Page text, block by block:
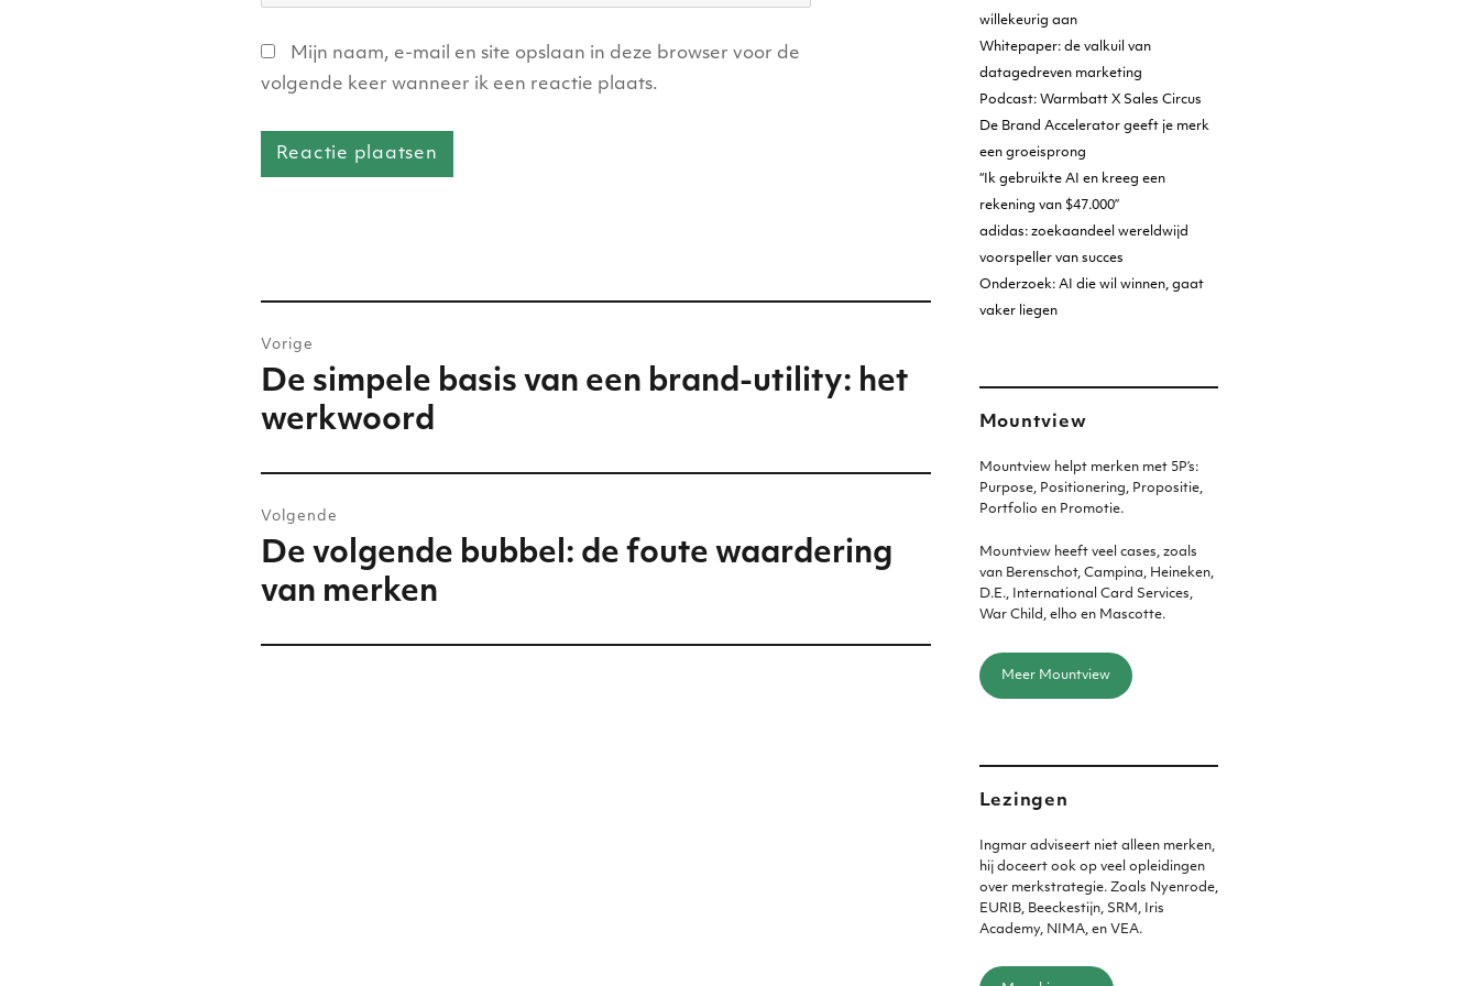
Mijn naam, e-mail en site opslaan in deze browser voor de
volgende keer wanneer ik een reactie plaats.
navigatie
Vorige
Vorig
bericht:
De simpele basis van een brand-utility: het
werkwoord
Volgende
Volgend
bericht:
De volgende bubbel: de foute waardering
van merken
willekeurig aan
Whitepaper: de valkuil van
datagedreven marketing
Podcast: Warmbatt X Sales Circus
De Brand Accelerator geeft je merk
een groeisprong
“Ik gebruikte AI en kreeg een
rekening van $47.000”
adidas: zoekaandeel wereldwijd
voorspeller van succes
Onderzoek: AI die wil winnen, gaat
vaker liegen
Mountview
Mountview helpt merken met 5P’s:
Purpose, Positionering, Propositie,
Portfolio en Promotie.
Mountview heeft veel cases, zoals
van Berenschot, Campina, Heineken,
D.E., International Card Services,
War Child, elho en Mascotte.
Meer Mountview
Lezingen
Ingmar adviseert niet alleen merken,
hij doceert ook op veel opleidingen
over merkstrategie. Zoals Nyenrode,
EURIB, Beeckestijn, SRM, Iris
Academy, NIMA, en VEA.